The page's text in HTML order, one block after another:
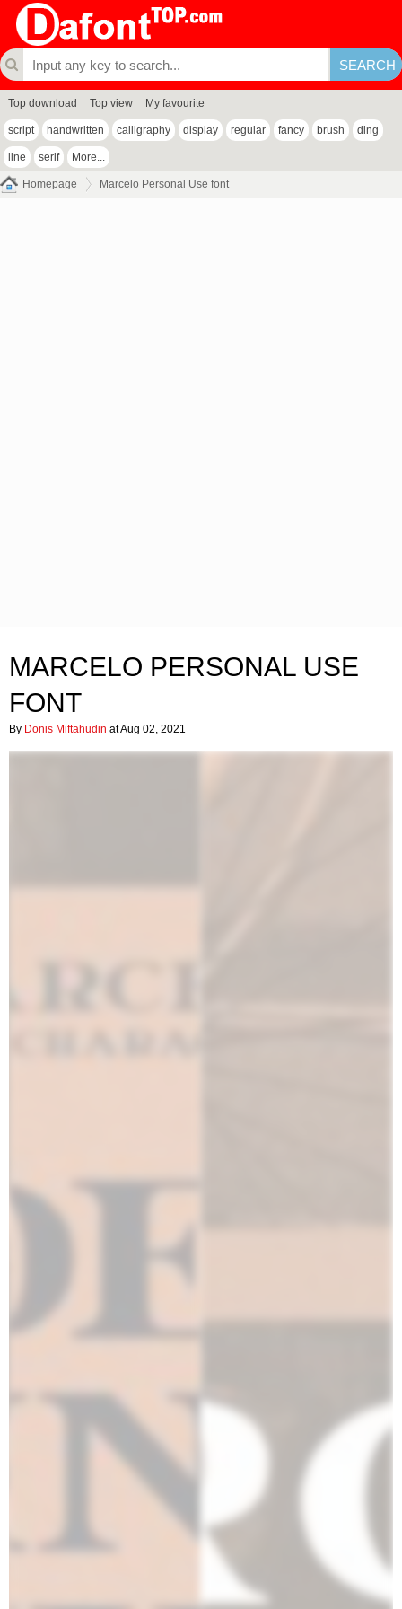
Top download Top view My favourite
script handwritten calligraphy display regular fancy brush ding
line serif More...
Homepage Marcelo Personal Use font
MARCELO PERSONAL USE
FONT
By Donis Miftahudin at Aug 02, 2021